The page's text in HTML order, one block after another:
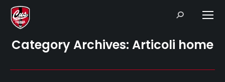
Search:
Category Archives: Articoli home